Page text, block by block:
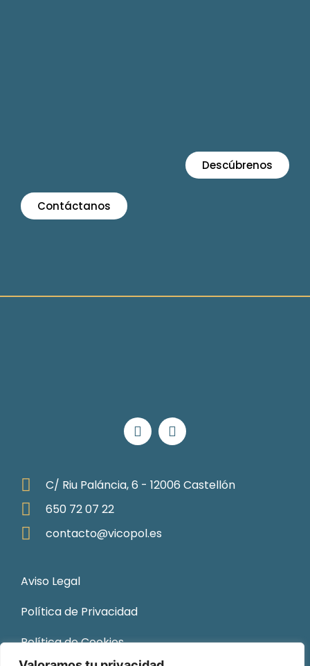
Descúbrenos
Contáctanos
C/ Riu Paláncia, 6 - 12006 Castellón
650 72 07 22
contacto@vicopol.es
Aviso Legal
Política de Privacidad
Política de Cookies